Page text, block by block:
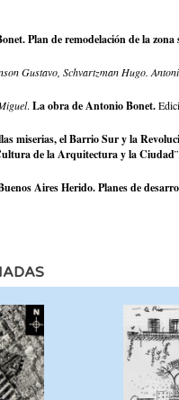
Plan de remodelación de la zona
Gustavo, Schvartzman Hugo.
. La obra de Antonio Bonet.
miserias, el Barrio Sur y la
de la Arquitectura y la Ciudad¨
Aires Herido. Planes de